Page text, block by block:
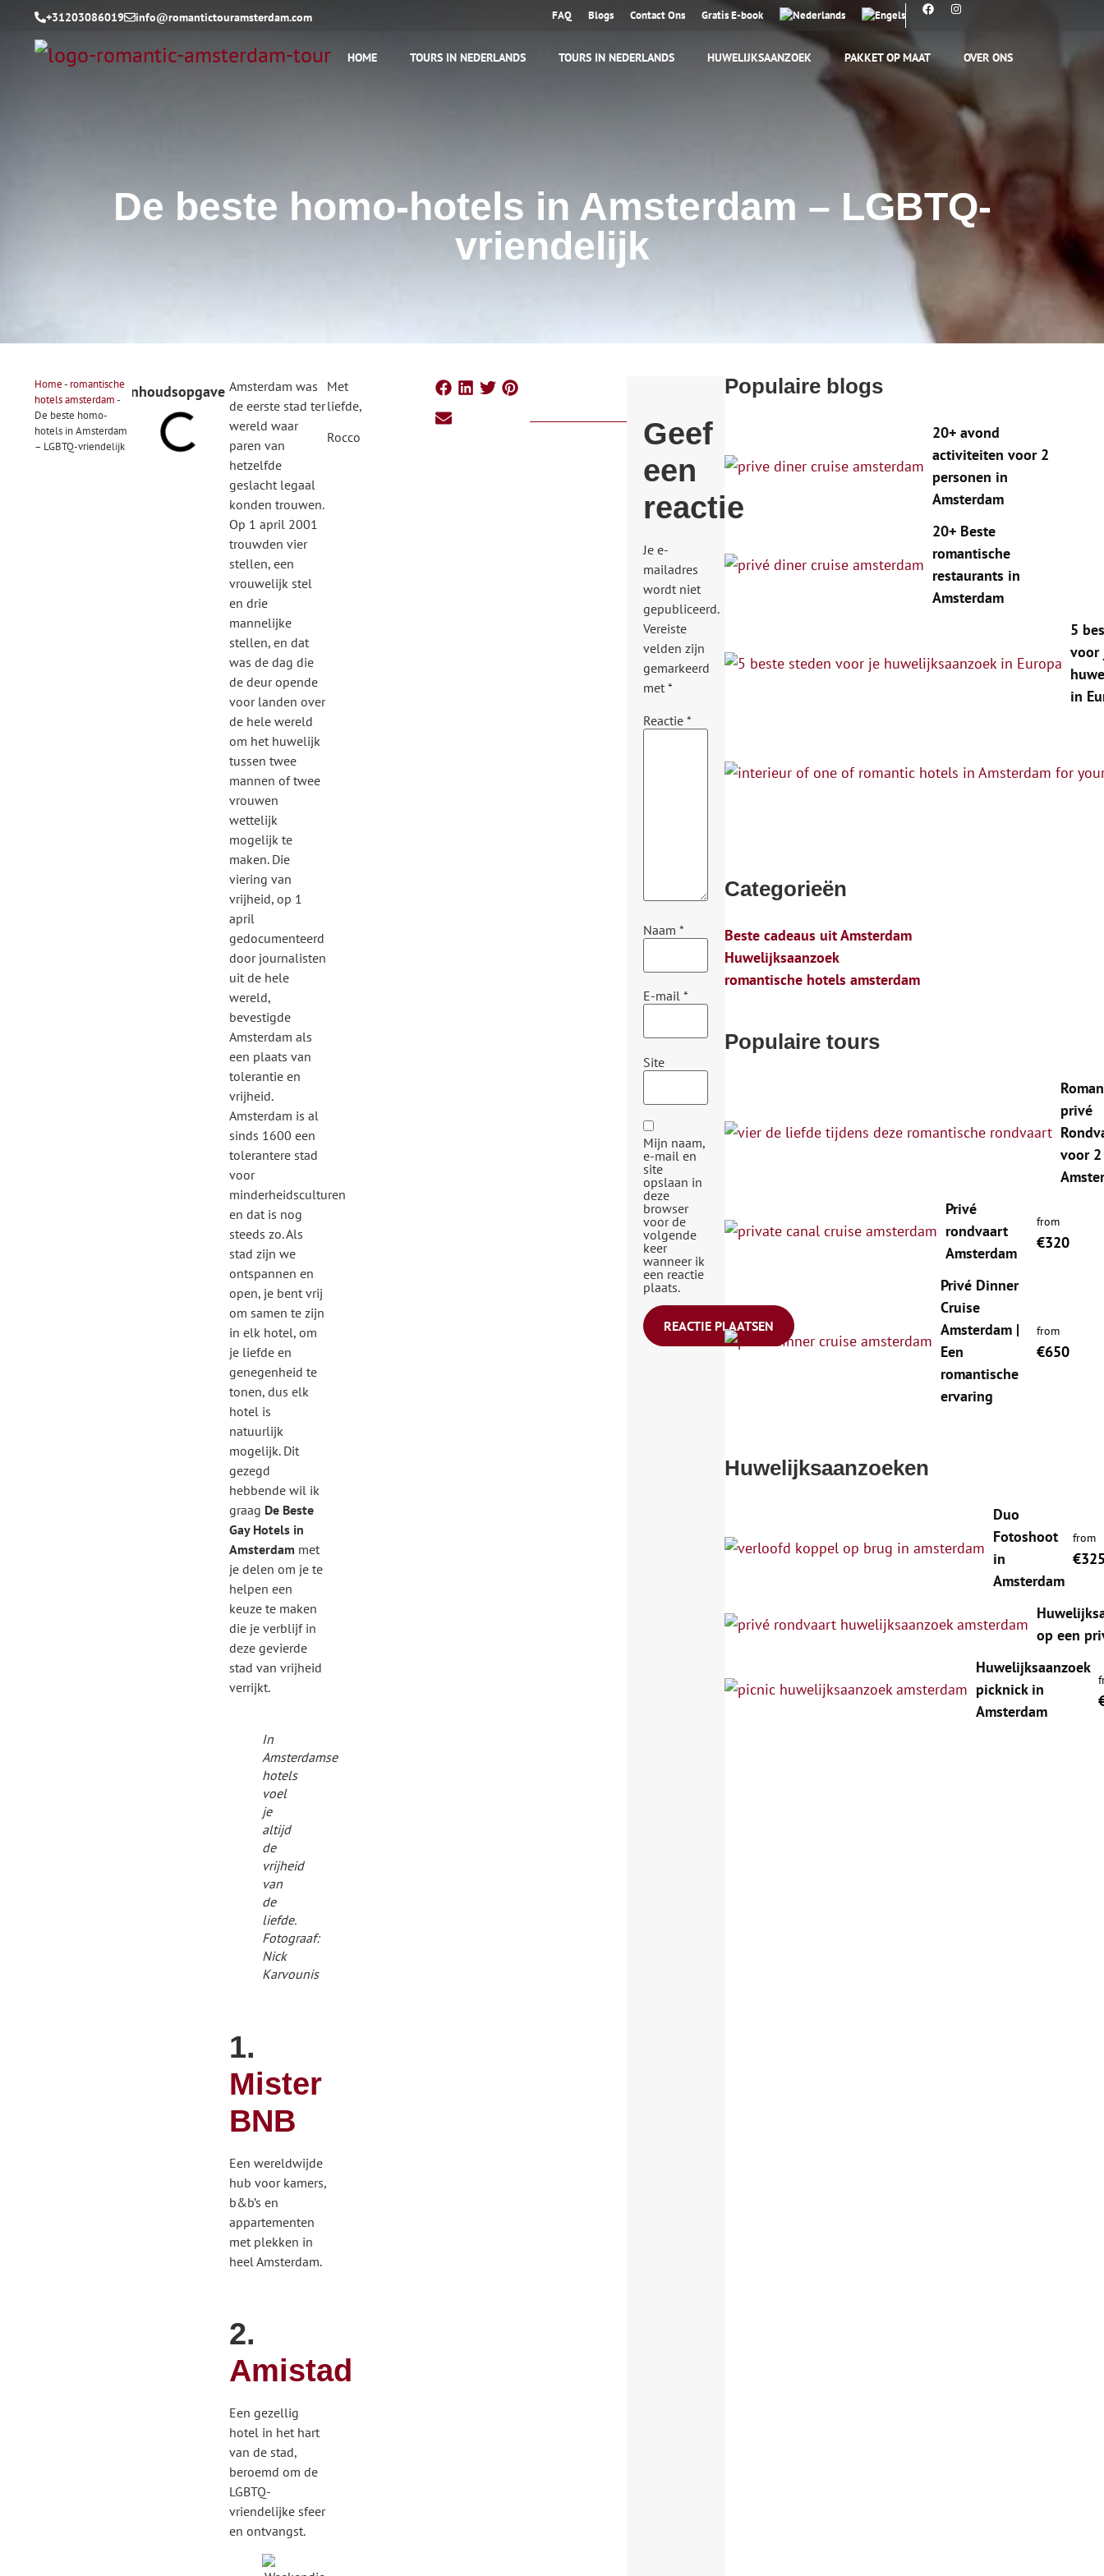
+31203086019 info@romantictouramsterdam.com FAQ Blogs Contact Ons Gratis E-book
HOME TOURS IN NEDERLANDS TOURS IN NEDERLANDS HUWELIJKSAANZOEK PAKKET OP MAAT OVER ONS
De beste homo-hotels in Amsterdam – LGBTQ-
vriendelijk
Home- romantische
hotels amsterdam-
De beste homo-
hotels in Amsterdam
– LGBTQ-vriendelijk
Inhoudsopgave Amsterdam was
de eerste stad ter
wereld waar
paren van
hetzelfde
geslacht legaal
konden trouwen.
Op 1 april 2001
trouwden vier
stellen, een
vrouwelijk stel
en drie
mannelijke
stellen, en dat
was de dag die
de deur opende
voor landen over
de hele wereld
om het huwelijk
tussen twee
mannen of twee
vrouwen
wettelijk
mogelijk te
maken. Die
viering van
vrijheid, op 1
april
gedocumenteerd
door journalisten
uit de hele
wereld,
bevestigde
Amsterdam als
een plaats van
tolerantie en
vrijheid.
Amsterdam is al
sinds 1600 een
tolerantere stad
voor
minderheidsculturen
en dat is nog
steeds zo. Als
stad zijn we
ontspannen en
open, je bent vrij
om samen te zijn
in elk hotel, om
je liefde en
genegenheid te
tonen, dus elk
hotel is
natuurlijk
mogelijk. Dit
gezegd
hebbende wil ik
graag De Beste
Gay Hotels in
Amsterdam met
je delen om je te
helpen een
keuze te maken
die je verblijf in
deze gevierde
stad van vrijheid
verrijkt.
In
Amsterdamse
hotels
voel
je
altijd
de
vrijheid
van
de
liefde.
Fotograaf:
Nick
Karvounis
1.
Mister
BNB
Een wereldwijde
hub voor kamers,
b&b’s en
appartementen
met plekken in
heel Amsterdam.
2.
Amistad
Een gezellig
hotel in het hart
van de stad,
beroemd om de
LGBTQ-
vriendelijke sfeer
en ontvangst.
Met
liefde,
Rocco
Geef
een
reactie
Je e-
mailadres
wordt niet
gepubliceerd.
Vereiste
velden zijn
gemarkeerd
met*
Reactie*
Naam*
E-mail*
Site
Mijn naam,
e-mail en
site
opslaan in
deze
browser
voor de
volgende
keer
wanneer ik
een reactie
plaats.
Populaire blogs
20+ avond
activiteiten voor 2
personen in
Amsterdam
20+ Beste
romantische
restaurants in
Amsterdam
5
voor
in
Categorieën
Beste cadeaus uit Amsterdam
Huwelijksaanzoek
romantische hotels amsterdam
Populaire tours
privé
voor 2
Privé
rondvaart
Amsterdam
from
€320
Privé Dinner
Cruise
Amsterdam |
Een
romantische
ervaring
from
€650
Huwelijksaanzoeken
Duo
Fotoshoot
in
Amsterdam
from
op een
Huwelijksaanzoek
picknick in
Amsterdam